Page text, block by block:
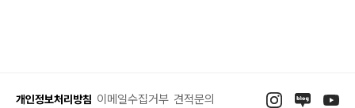
개인정보처리방침 이메일수집거부 견적문의